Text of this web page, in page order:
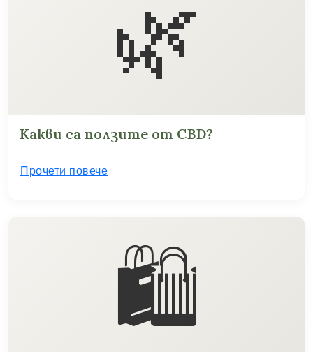
🌿
Какви са ползите от CBD?
Прочети повече
🛍️